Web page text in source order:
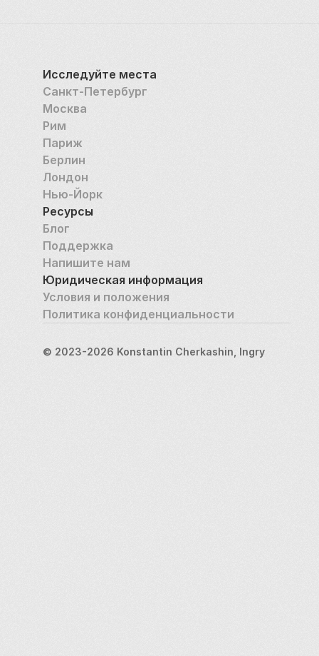
устраивать пикник на холмах или просто
любоваться видами, Гринвичский парк предлагает
идеальное сочетание истории, природы и отдыха
в самом сердце Лондона.
Исследуйте места
Санкт-Петербург
Москва
Рим
Париж
Берлин
Лондон
Нью-Йорк
Ресурсы
Блог
Поддержка
Напишите нам
Юридическая информация
Условия и положения
Политика конфиденциальности
© 2023-2026 Konstantin Cherkashin, Ingry